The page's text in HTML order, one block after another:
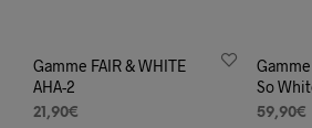
Gamme FAIR & WHITE
AHA-2
21,90€
Gamme
So
59,90€